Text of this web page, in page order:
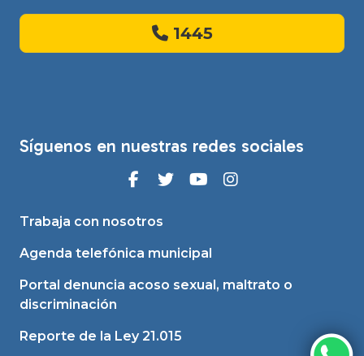
1445
Síguenos en nuestras redes sociales
Trabaja con nosotros
Agenda telefónica municipal
Portal denuncia acoso sexual, maltrato o
discriminación
Reporte de la Ley 21.015